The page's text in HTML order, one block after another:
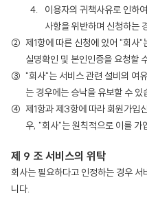
이용자의 귀책사유로 인하
사항을 위반하며 신청하는
제1항에 따른 신청에 있어 "회사
실명확인 및 본인인증을 요청할
"회사"는 서비스 관련 설비의 여
는 경우에는 승낙을 유보할 수 있
제1항과 제3항에 따라 회원가입
우, "회사"는 원칙적으로 이를 가
제 9 조 서비스의 위탁
회사는 필요하다고 인정하는 경우
니다.